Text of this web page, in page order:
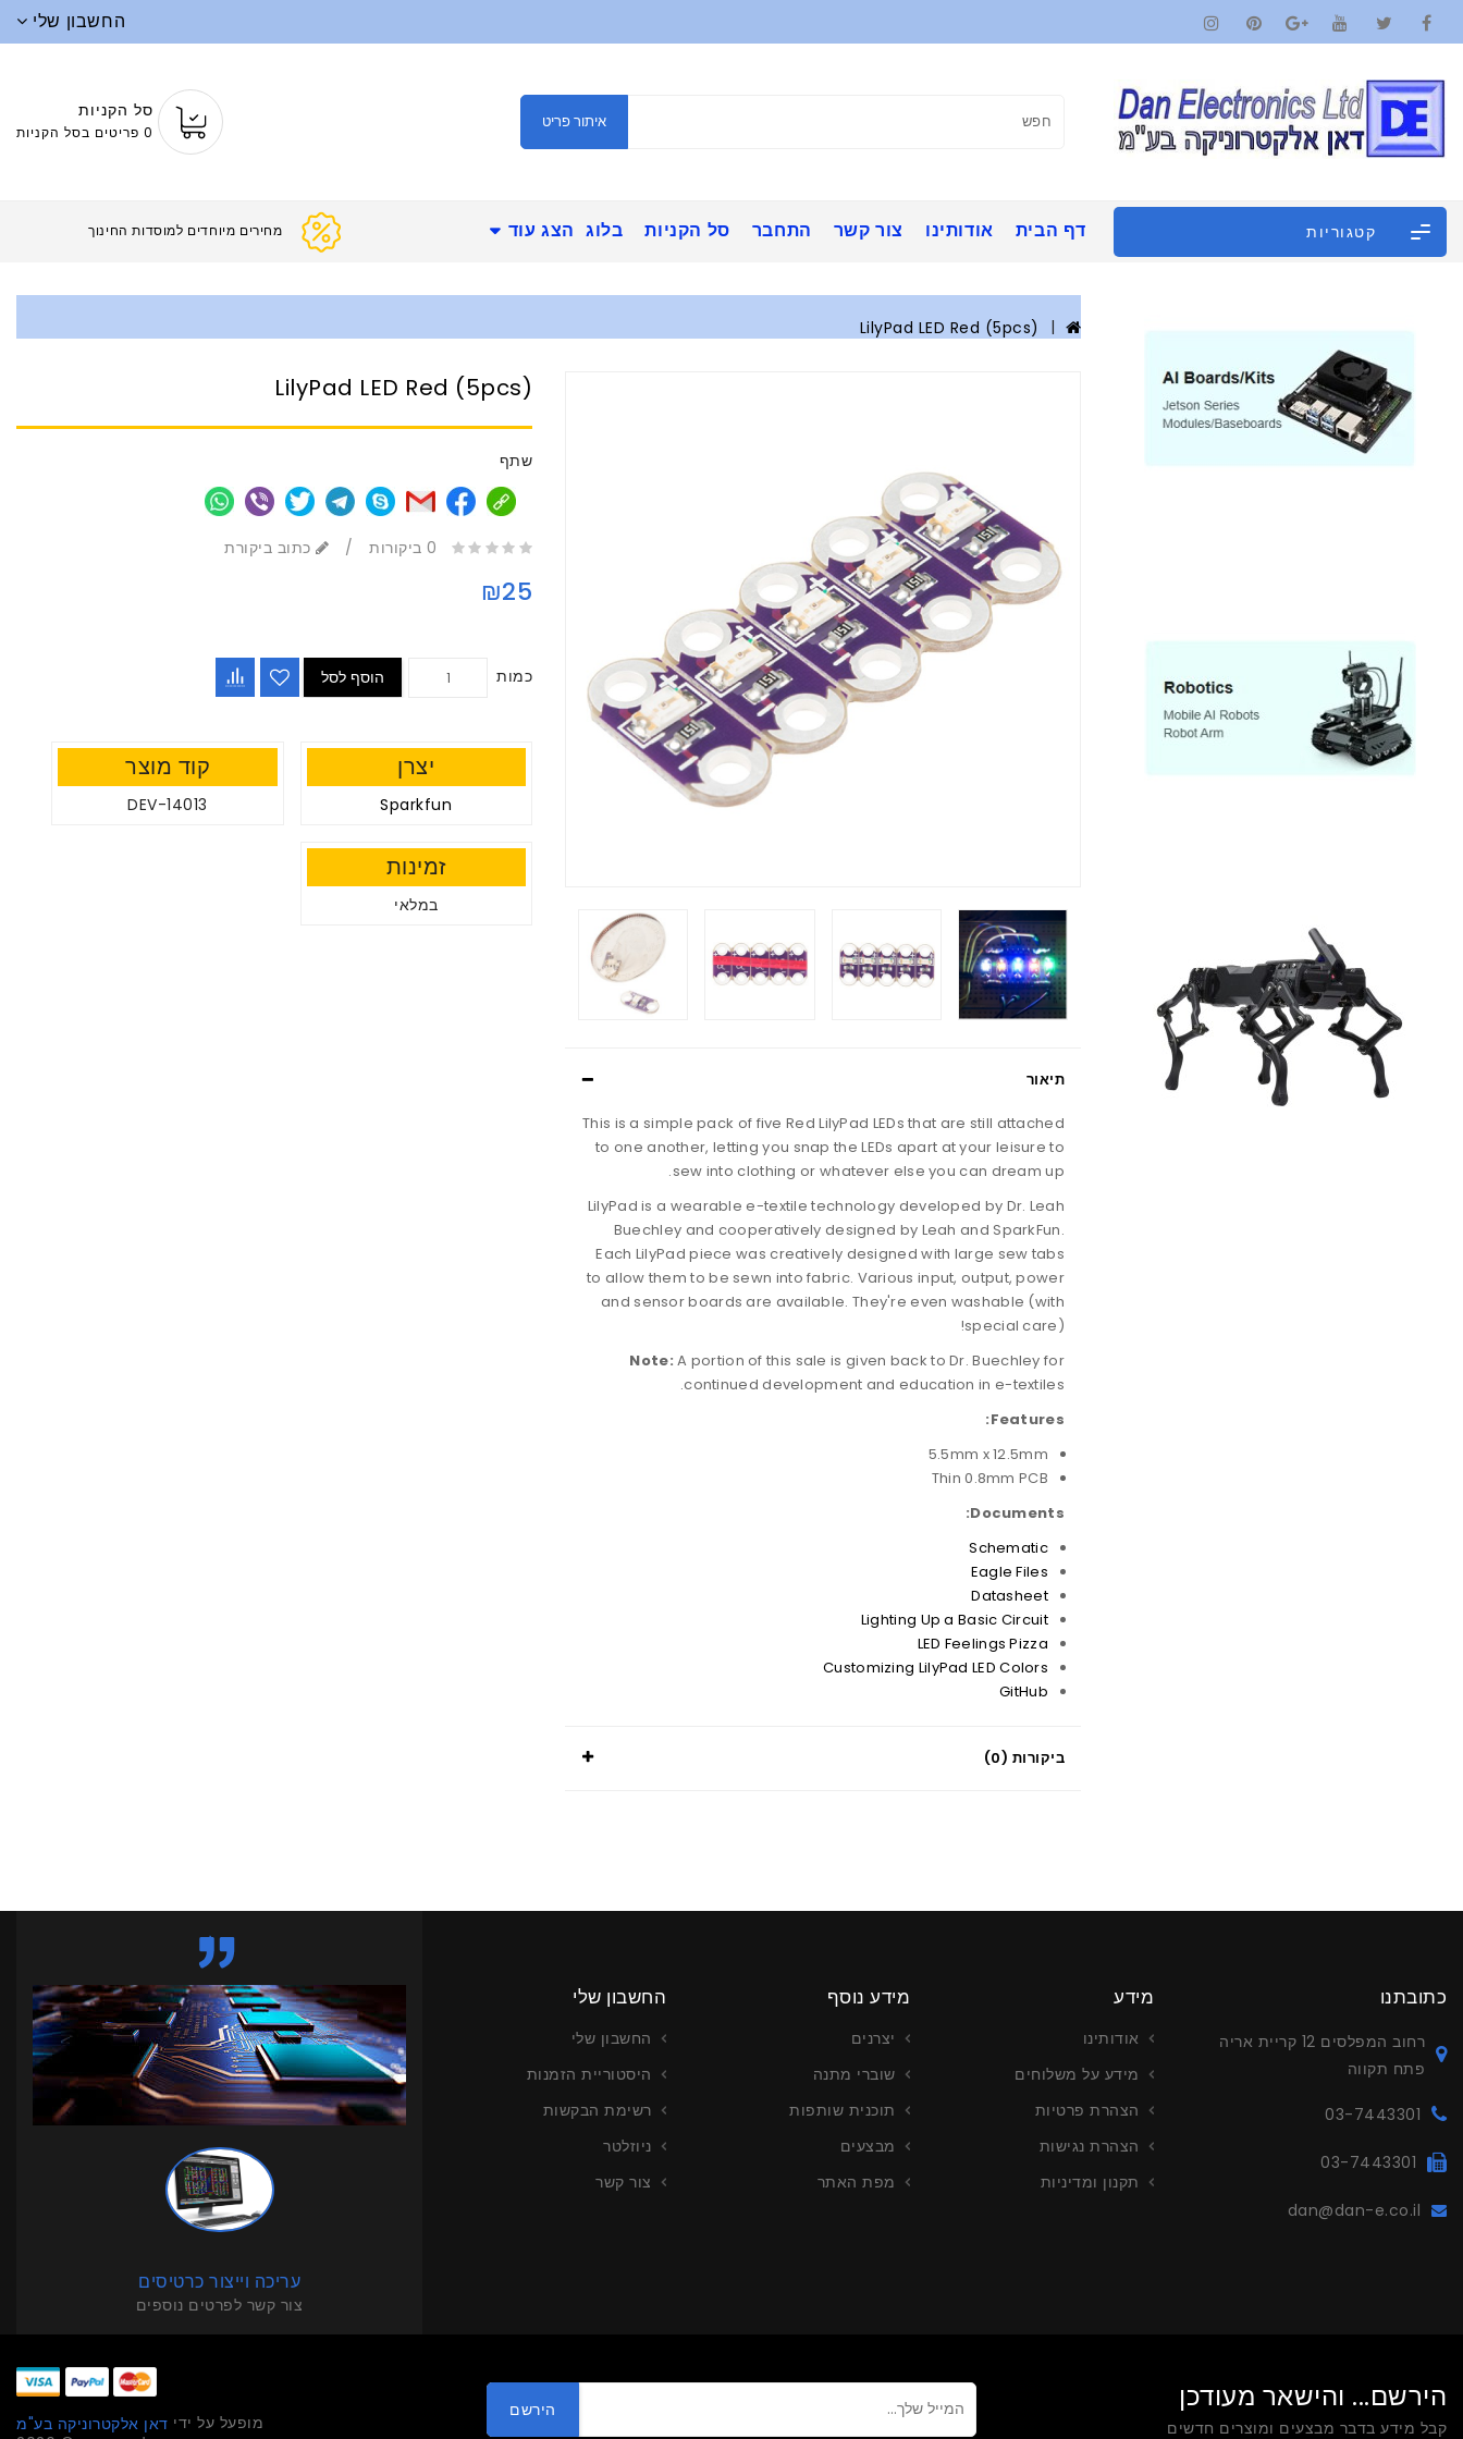
החשבון שלי
איתור פריט
סל הקניות
0 פריטים בסל הקניות
קטגוריות דף הבית אודותינו צור קשר התחבר סל הקניות בלוג הצג עוד מחירים מיוחדים למוסדות החינ
LilyPad LED Red (5pcs)
תיאור
This is a simple pack of five Red LilyPad LEDs that are still attached
to one another, letting you snap the LEDs apart at your leisure to
sew into clothing or whatever else you can dream up.
LilyPad is a wearable e-textile technology developed by Dr. Leah
Buechley and cooperatively designed by Leah and SparkFun.
Each LilyPad piece was creatively designed with large sew tabs
to allow them to be sewn into fabric. Various input, output, power
and sensor boards are available. They're even washable (with
special care)!
Note: A portion of this sale is given back to Dr. Buechley for
continued development and education in e-textiles.
Features:
5.5mm x 12.5mm
Thin 0.8mm PCB
Documents:
Schematic
Eagle Files
Datasheet
Lighting Up a Basic Circuit
LED Feelings Pizza
Customizing LilyPad LED Colors
GitHub
ביקורות (0)
LilyPad LED Red (5pcs)
שתף
0 ביקורות / כתוב ביקורת
₪25
כמות הוסף לסל
יצרן
Sparkfun
קוד מוצר
DEV-14013
זמינות
במלאי
כתובתנו
רחוב המפלסים 12 קריית אריה
פתח תקווה
03-7443301
03-7443301
dan@dan-e.co.il
מידע
אודותינו
מידע על משלוחים
הצהרת פרטיות
הצהרת נגישות
תקנון ומדיניות
מידע נוסף
יצרנים
שוברי מתנה
תוכנית שותפות
מבצעים
מפת האתר
החשבון שלי
החשבון שלי
היסטוריית הזמנות
רשימת הבקשות
ניוזלטר
צור קשר
עריכה וייצור כרטיסים
צור קשר לפרטים נוספים
הירשם... והישאר מעודכן
קבל מידע בדבר מבצעים ומוצרים חדשים
הירשם
מופעל על ידי דאן אלקטרוניקה בע"מ